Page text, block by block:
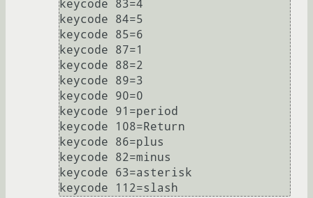
keycode 83=4
keycode 84=5
keycode 85=6
keycode 87=1
keycode 88=2
keycode 89=3
keycode 90=0
keycode 91=period
keycode 108=Return
keycode 86=plus
keycode 82=minus
keycode 63=asterisk